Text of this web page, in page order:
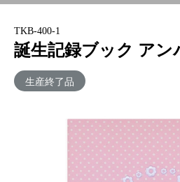
TKB-400-1
誕生記録ブック アン
生産終了品